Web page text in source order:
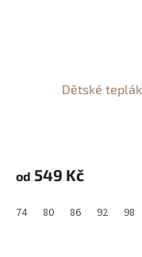
Dětské
od 549 Kč
74 80 86 92 98